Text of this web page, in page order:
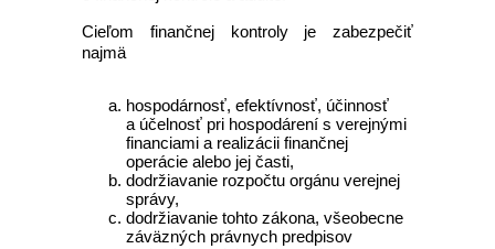
Cieľom finančnej kontroly je zabezpečiť
najmä
hospodárnosť, efektívnosť, účinnosť
a účelnosť pri hospodárení s verejnými
financiami a realizácii finančnej
operácie alebo jej časti,
dodržiavanie rozpočtu orgánu verejnej
správy,
dodržiavanie tohto zákona, všeobecne
záväzných právnych predpisov